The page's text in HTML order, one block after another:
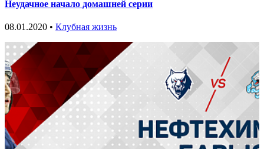
Неудачное начало домашней серии
08.01.2020 • Клубная жизнь